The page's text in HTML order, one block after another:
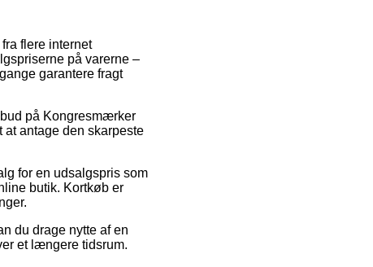
flere internet
på varerne –
garantere fragt
på Kongresmærker
at antage den skarpeste
for en udsalgspris som
butik. Kortkøb er
du drage nytte af en
et længere tidsrum.